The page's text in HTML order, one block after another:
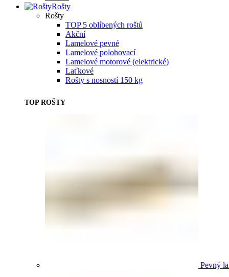
Rošty
Rošty
TOP 5 oblíbených roštů
Akční
Lamelové pevné
Lamelové polohovací
Lamelové motorové (elektrické)
Laťkové
Rošty s nosností 150 kg
TOP ROŠTY
Pevný